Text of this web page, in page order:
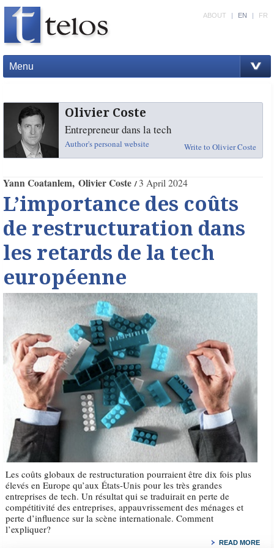
Menu
ABOUT | EN | FR
Olivier Coste
Entrepreneur dans la tech
Author's personal website Write to Olivier Coste
Yann Coatanlem Olivier Coste 3 April 2024
L’importance des coûts
de restructuration dans
les retards de la tech
européenne
Les coûts globaux de restructuration pourraient être dix fois plus
élevés en Europe qu’aux États-Unis pour les très grandes
entreprises de tech. Un résultat qui se traduirait en perte de
compétitivité des entreprises, appauvrissement des ménages et
perte d’influence sur la scène internationale. Comment
l’expliquer?
READ MORE